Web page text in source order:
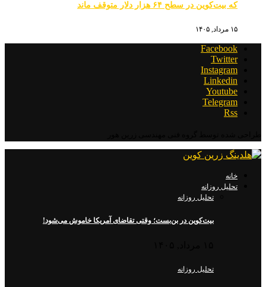
که بیت‌کوین در سطح ۶۴ هزار دلار متوقف ماند
۱۵ مرداد, ۱۴۰۵
Facebook
Twitter
Instagram
Linkedin
Youtube
Telegram
Rss
خانه
تحلیل روزانه
تحلیل روزانه
بیت‌کوین در بن‌بست؛ وقتی تقاضای آمریکا خاموش می‌شود!
تحلیل روزانه